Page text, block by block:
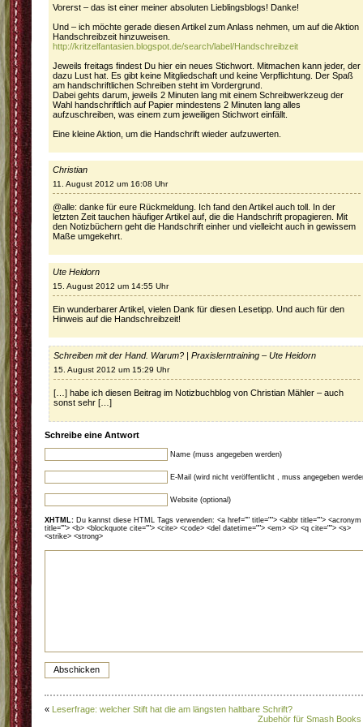
Vorerst – das ist einer meiner absoluten Lieblingsblogs! Danke!
Und – ich möchte gerade diesen Artikel zum Anlass nehmen, um auf die Aktion
Handschreibzeit hinzuweisen.
http://kritzelfantasien.blogspot.de/search/label/Handschreibzeit
Jeweils freitags findest Du hier ein neues Stichwort. Mitmachen kann jeder, der
dazu Lust hat. Es gibt keine Mitgliedschaft und keine Verpflichtung. Der Spaß
am handschriftlichen Schreiben steht im Vordergrund.
Dabei gehts darum, jeweils 2 Minuten lang mit einem Schreibwerkzeug der
Wahl handschriftlich auf Papier mindestens 2 Minuten lang alles
aufzuschreiben, was einem zum jeweiligen Stichwort einfällt.
Eine kleine Aktion, um die Handschrift wieder aufzuwerten.
Christian
11. August 2012 um 16:08 Uhr
@alle: danke für eure Rückmeldung. Ich fand den Artikel auch toll. In der
letzten Zeit tauchen häufiger Artikel auf, die die Handschrift propagieren. Mit
den Notizbüchern geht die Handschrift einher und vielleicht auch in gewissem
Maße umgekehrt.
Ute Heidorn
15. August 2012 um 14:55 Uhr
Ein wunderbarer Artikel, vielen Dank für diesen Lesetipp. Und auch für den
Hinweis auf die Handschreibzeit!
Schreiben mit der Hand. Warum? | Praxislerntraining – Ute Heidorn
15. August 2012 um 15:29 Uhr
[…] habe ich diesen Beitrag im Notizbuchblog von Christian Mähler – auch
sonst sehr […]
Schreibe eine Antwort
Name (muss angegeben werden)
E-Mail (wird nicht veröffentlicht , muss angegeben
Website (optional)
XHTML: Du kannst diese HTML Tags verwenden: <a href="" title=""> <abbr title=""> <acronym
title=""> <b> <blockquote cite=""> <cite> <code> <del datetime=""> <em> <i> <q cite=""> <s>
<strike> <strong>
« Leserfrage: welcher Stift hat die am längsten haltbare Schrift?
Zubehör für Smash Books